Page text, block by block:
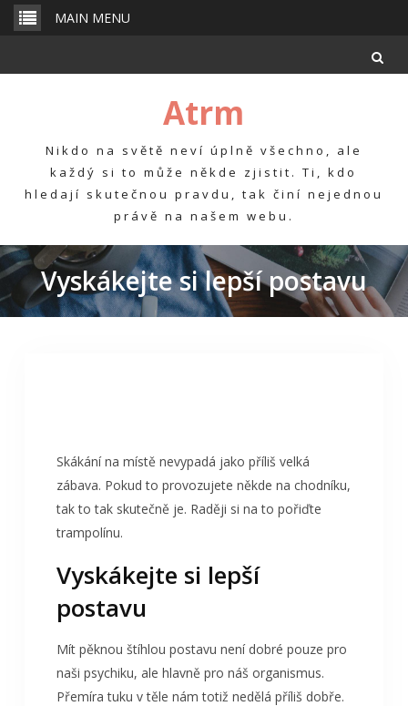
Skip
MAIN MENU
Atrm
Nikdo na světě neví úplně všechno, ale
každý si to může někde zjistit. Ti, kdo
hledají skutečnou pravdu, tak činí nejednou
právě na našem webu.
Vyskákejte si lepší postavu
Skákání na místě nevypadá jako příliš velká
zábava. Pokud to provozujete někde na chodníku,
tak to tak skutečně je. Raději si na to pořiďte
trampolínu.
Vyskákejte si lepší
postavu
Mít pěknou štíhlou postavu není dobré pouze pro
naši psychiku, ale hlavně pro náš organismus.
Přemíra tuku v těle nám totiž nedělá příliš dobře.